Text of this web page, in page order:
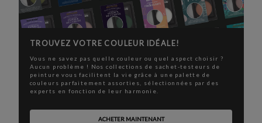
TROUVEZ VOTRE COULEUR IDÉALE!
Vous ne savez pas quelle couleur ou quel aspect choisir ?
Aucun problème ! Nos collections de sachet-testeurs de
peinture vous facilitent la vie grâce à une palette de
couleurs parfaitement assorties, sélectionnées par des
experts en fonction de leur harmonie.
ACHETER MAINTENANT